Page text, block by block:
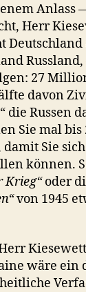
Anlass
Herr
27
davon
die Russen
Sie mal
Sie
können.
Krieg“oder
von 1945
wäre ein